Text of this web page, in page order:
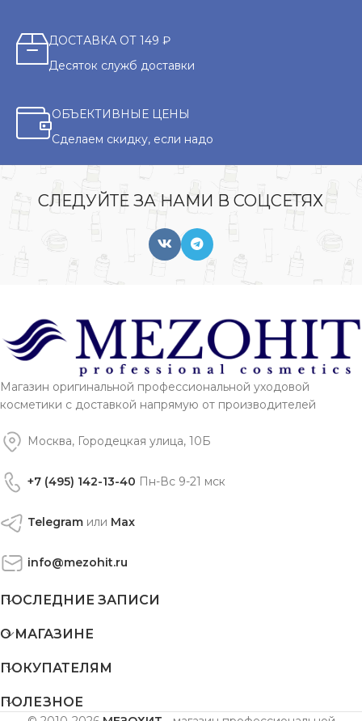
ДОСТАВКА ОТ 149 ₽
Десяток служб доставки
ОБЪЕКТИВНЫЕ ЦЕНЫ
Сделаем скидку, если надо
СЛЕДУЙТЕ ЗА НАМИ В СОЦСЕТЯХ
Магазин оригинальной профессиональной уходовой
косметики с доставкой напрямую от производителей
Москва, Городецкая улица, 10Б
+7 (495) 142-13-40 Пн-Вс 9-21 мск
Telegram или Max
info@mezohit.ru
ПОСЛЕДНИЕ ЗАПИСИ
О МАГАЗИНЕ
ПОКУПАТЕЛЯМ
ПОЛЕЗНОЕ